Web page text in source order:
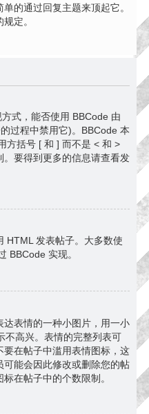
的通过回复主题来顶起它。
定。
式，能否使用 BBCode 由
过程中禁用它)。BBCode 本
方括号 [ 和 ] 而不是 < 和 >
要得到更多的信息请查看发
HTML 发表帖子。大多数使
BBCode 实现。
表情的一种小图片，用一小
不高兴。表情的完整列表可
在帖子中滥用表情图标，这
能会因此修改或删除您的帖
在帖子中的个数限制。